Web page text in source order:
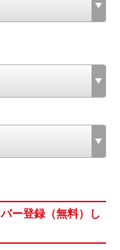
ー登録（無料）し